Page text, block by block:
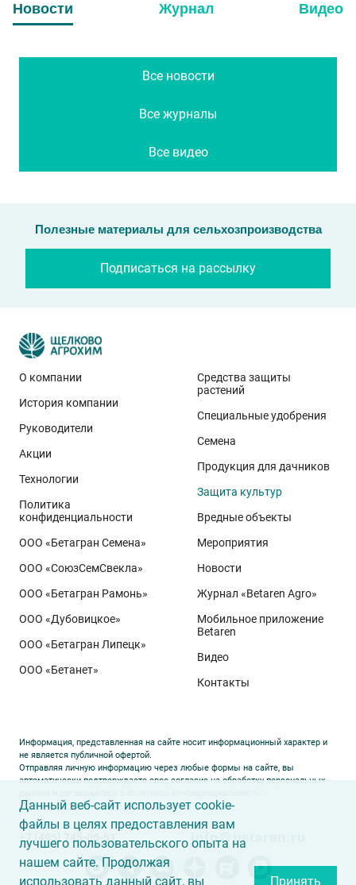
Новости Журнал Видео
Все новости
Все журналы
Все видео
Полезные материалы для сельхозпроизводства
Подписаться на рассылку
О компании
История компании
Руководители
Акции
Технологии
Политика
конфиденциальности
ООО «Бетагран Семена»
ООО «СоюзСемСвекла»
ООО «Бетагран Рамонь»
ООО «Дубовицкое»
ООО «Бетагран Липецк»
ООО «Бетанет»
Средства защиты
растений
Специальные удобрения
Семена
Продукция для дачников
Защита культур
Вредные объекты
Мероприятия
Новости
Журнал «Betaren Agro»
Мобильное приложение
Betaren
Видео
Контакты
Информация, представленная на сайте носит информационный характер и
не является публичной офертой.
Отправляя личную информацию через любые формы на сайте, вы
автоматически подтверждаете свое согласие на обработку персональных
info@betaren.ru
Данный веб-сайт использует cookie-
файлы в целях предоставления вам
лучшего пользовательского опыта на
нашем сайте. Продолжая
использовать данный сайт, вы
Принять